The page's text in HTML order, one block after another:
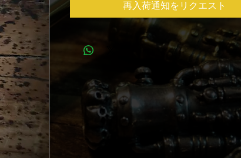
再入荷通知をリクエスト